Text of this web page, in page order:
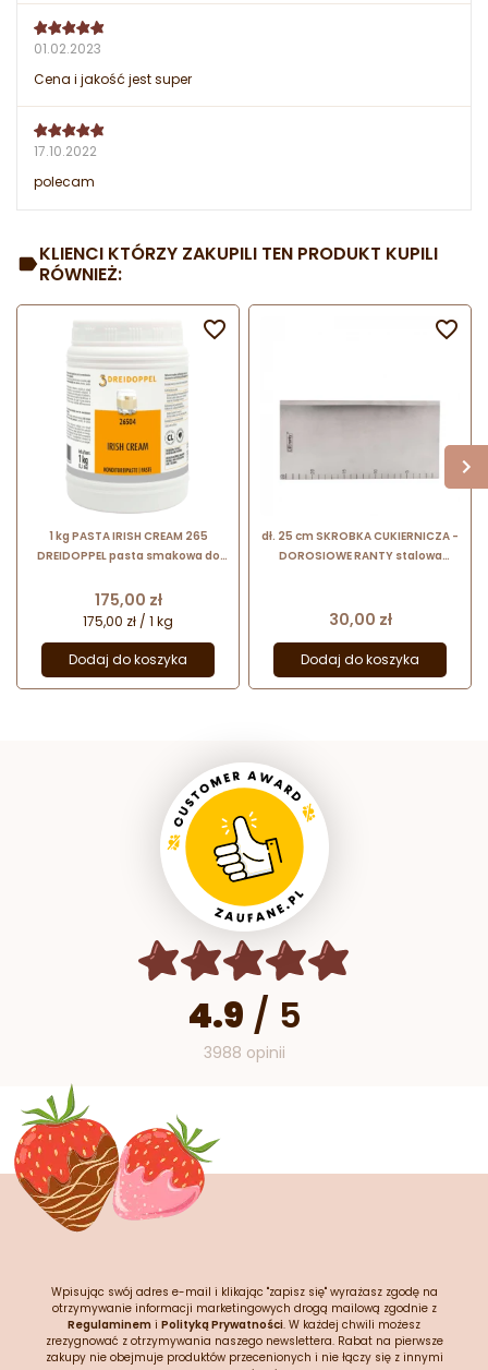
01.02.2023
Cena i jakość jest super
17.10.2022
polecam
KLIENCI KTÓRZY ZAKUPILI TEN PRODUKT KUPILI
RÓWNIEŻ:
1 kg PASTA IRISH CREAM 265
DREIDOPPEL pasta smakowa do
Cena
175,00 zł
175,00 zł / 1 kg
Dodaj do koszyka

dł. 25 cm SKROBKA CUKIERNICZA -
DOROSIOWE RANTY stalowa
Cena
30,00 zł
Dodaj do koszyka

4.9 / 5
3988 opinii
Wpisując swój adres e-mail i klikając "zapisz się" wyrażasz zgodę na
otrzymywanie informacji marketingowych drogą mailową zgodnie z
Regulaminem i Polityką Prywatności. W każdej chwili możesz
zrezygnować z otrzymywania naszego newslettera. Rabat na pierwsze
zakupy nie obejmuje produktów przecenionych i nie łączy się z innymi